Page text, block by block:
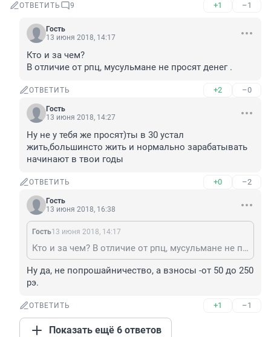
ОТВЕТИТЬ 9 +1 –1
Гость
13 июня 2018, 14:17
Кто и за чем?
В отличие от рпц, мусульмане не просят денег .
ОТВЕТИТЬ +2 –0
Гость
13 июня 2018, 14:27
Ну не у тебя же просят)ты в 30 устал
жить,большинсто жить и нормально зарабатывать
начинают в твои годы
ОТВЕТИТЬ +0 –2
Гость
13 июня 2018, 16:38
Гость13 июня 2018, 14:17
Кто и за чем? В отличие от рпц, мусульмане не просят денег .
Ну да, не попрошайничество, а взносы -от 50 до 250
рэ.
ОТВЕТИТЬ +1 –1
Показать ещё 6 ответов